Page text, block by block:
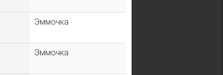
Эммочка
Эммочка